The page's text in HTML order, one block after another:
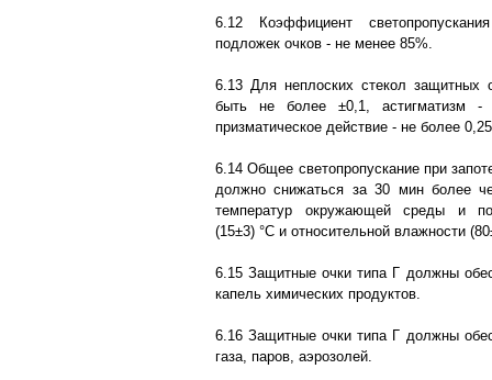
6.12 Коэффициент
подложек очков - не менее 85%.
6.13 Для неплоских стекол защитных
быть не более ±0,1, астигматизм
призматическое действие - не более
6.14 Общее светопропускание при
должно снижаться за 30 мин более
температур окружающей среды и
(15±3) °С и относительной влажности
6.15 Защитные очки типа Г должны
капель химических продуктов.
6.16 Защитные очки типа Г должны
газа, паров, аэрозолей.